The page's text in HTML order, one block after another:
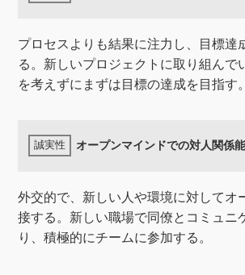
プロセスよりも結果に注力し、目標達
る。新しいプロジェクトに取り組んで
を考えずにまずは目標の達成を目指す。
オープンマインドでの対人関係
外交的で、新しい人や環境に対してオ
接する。新しい職場で同僚とコミュニ
り、積極的にチームに参加する。